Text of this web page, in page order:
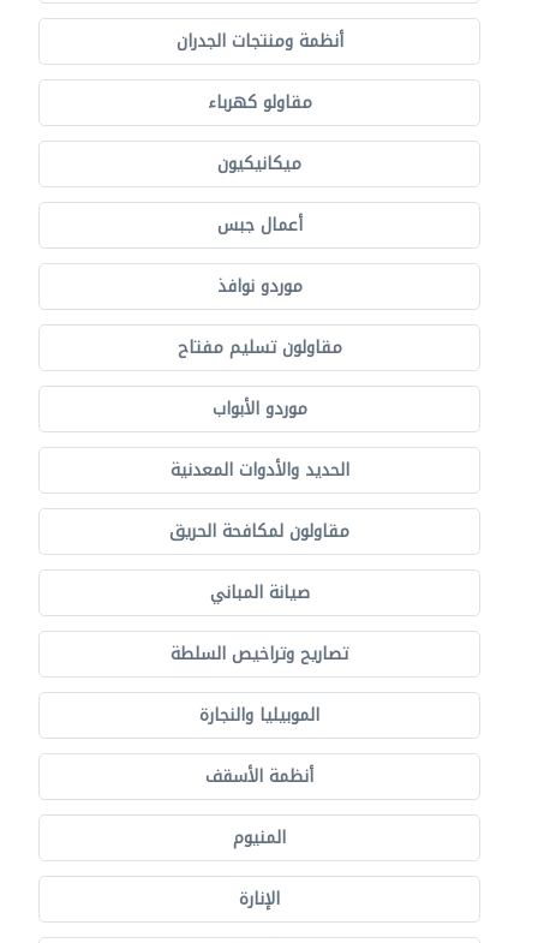
أنظمة ومنتجات الجدران
مقاولو كهرباء
ميكانيكيون
أعمال جبس
موردو نوافذ
مقاولون تسليم مفتاح
موردو الأبواب
الحديد والأدوات المعدنية
مقاولون لمكافحة الحريق
صيانة المباني
تصاريح وتراخيص السلطة
الموبيليا والنجارة
أنظمة الأسقف
المنيوم
الإنارة